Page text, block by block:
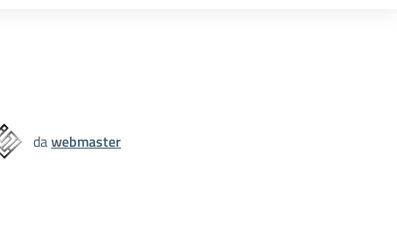
dawebmaster